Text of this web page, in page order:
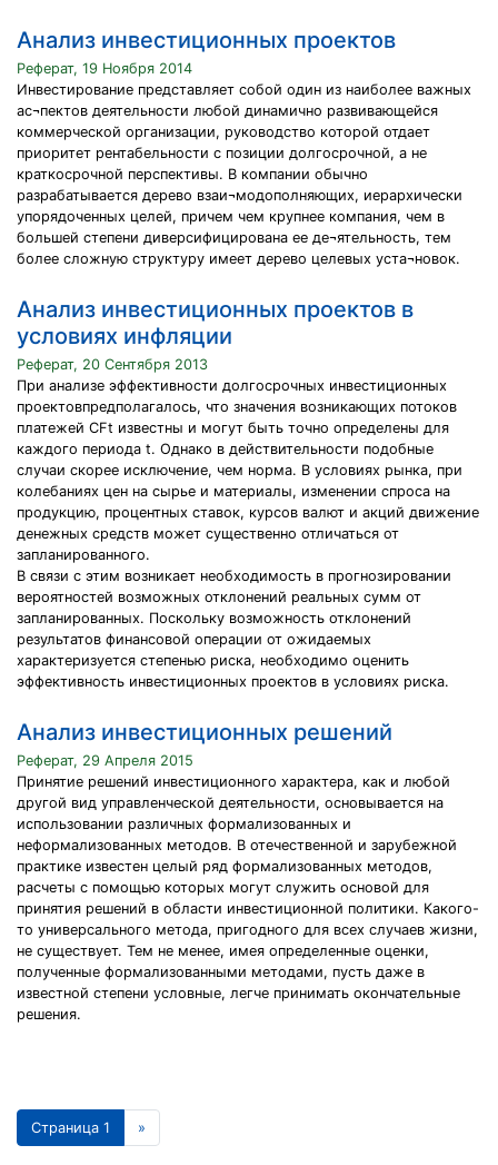
Анализ инвестиционных проектов
Реферат, 19 Ноября 2014
Инвестирование представляет собой один из наиболее важных
ас¬пектов деятельности любой динамично развивающейся
коммерческой организации, руководство которой отдает
приоритет рентабельности с позиции долгосрочной, а не
краткосрочной перспективы. В компании обычно
разрабатывается дерево взаи¬модополняющих, иерархически
упорядоченных целей, причем чем крупнее компания, чем в
большей степени диверсифицирована ее де¬ятельность, тем
более сложную структуру имеет дерево целевых уста¬новок.
Анализ инвестиционных проектов в
условиях инфляции
Реферат, 20 Сентября 2013
При анализе эффективности долгосрочных инвестиционных
проектовпредполагалось, что значения возникающих потоков
платежей CFt известны и могут быть точно определены для
каждого периода t. Однако в действительности подобные
случаи скорее исключение, чем норма. В условиях рынка, при
колебаниях цен на сырье и материалы, изменении спроса на
продукцию, процентных ставок, курсов валют и акций движение
денежных средств может существенно отличаться от
запланированного.
В связи с этим возникает необходимость в прогнозировании
вероятностей возможных отклонений реальных сумм от
запланированных. Поскольку возможность отклонений
результатов финансовой операции от ожидаемых
характеризуется степенью риска, необходимо оценить
эффективность инвестиционных проектов в условиях риска.
Анализ инвестиционных решений
Реферат, 29 Апреля 2015
Принятие решений инвестиционного характера, как и любой
другой вид управленческой деятельности, основывается на
использовании различных формализованных и
неформализованных методов. В отечественной и зарубежной
практике известен целый ряд формализованных методов,
расчеты с помощью которых могут служить основой для
принятия решений в области инвестиционной политики. Какого-
то универсального метода, пригодного для всех случаев жизни,
не существует. Тем не менее, имея определенные оценки,
полученные формализованными методами, пусть даже в
известной степени условные, легче принимать окончательные
решения.
Страница 1 »